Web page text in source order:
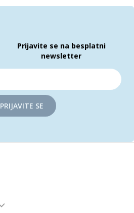
Prijavite se na besplatni
newsletter
PRIJAVITE SE